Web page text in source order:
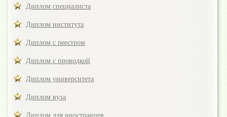
Диплом специалиста
Диплом института
Диплом с реестром
Диплом с проводкой
Диплом университета
Диплом вуза
Диплом для иностранцев